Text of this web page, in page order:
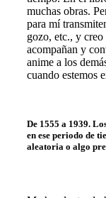
muchas obras.
para mí
gozo, etc., y
acompañan y
anime a los
cuando estemos
De 1555 a 1939.
en ese periodo de
aleatoria o algo